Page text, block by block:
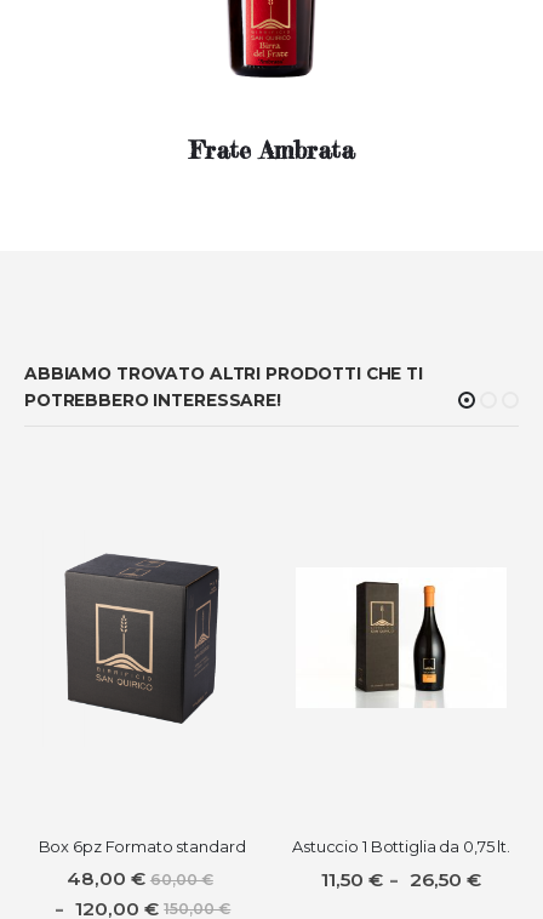
Frate Ambrata
ABBIAMO TROVATO ALTRI PRODOTTI CHE TI
POTREBBERO INTERESSARE!
Box 6pz Formato standard
48,00 € 60,00 €
120,00 € 150,00 €
Astuccio 1 Bottiglia da 0,75 lt.
11,50 € 26,50 €